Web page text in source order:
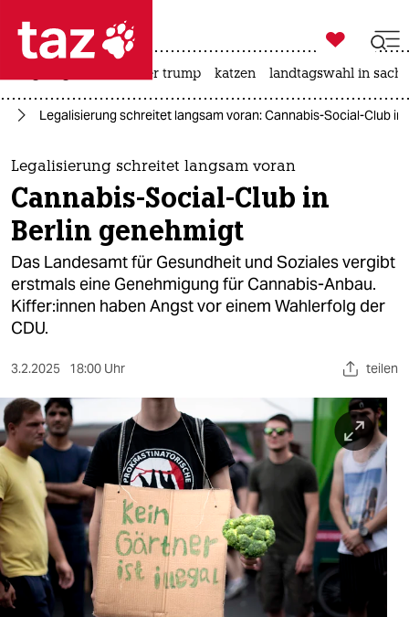
 taz zahl ich
taz zahl ich
themen
politik
öko
gesellschaft
kultur
sport
berlin
nord
wahrheit
verlag
verlag
veranstaltungen

taz zahl ich
usa unter trump katzen landtagswahl in
Legalisierung schreitet langsam voran: Cannabis-Social-Club in
Legalisierung schreitet langsam voran
Cannabis-Social-Club in
Berlin genehmigt
Das Landesamt für Gesundheit und Soziales vergibt
erstmals eine Genehmigung für Cannabis-Anbau.
Kif­fe­r:in­nen haben Angst vor einem Wahlerfolg der
CDU.
3.2.2025 18:00 Uhr teilen